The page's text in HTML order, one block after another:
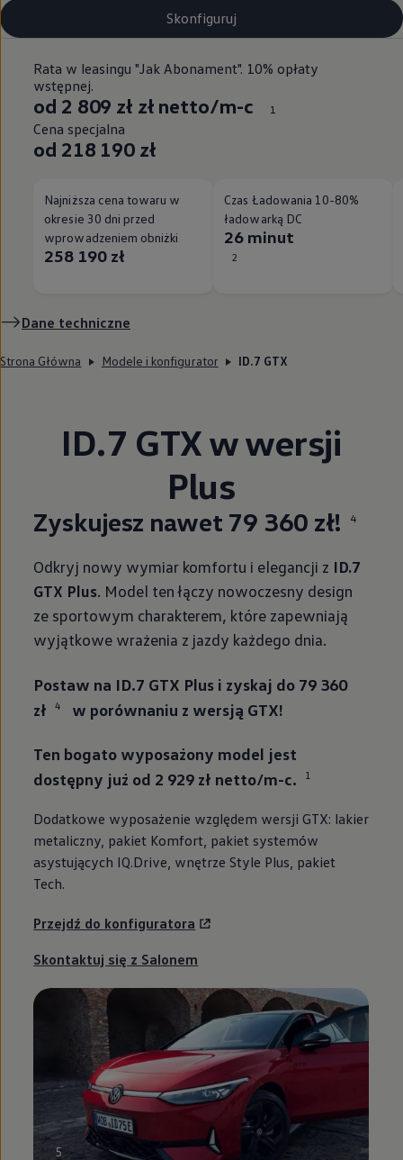
Skonfiguruj
Rata w leasingu "Jak Abonament". 10% opłaty
wstępnej.
od 2 809 zł zł netto/m-c 1
Cena specjalna
od 218 190 zł
Najniższa cena towaru w
okresie 30 dni przed
wprowadzeniem obniżki
258 190 zł
Czas Ładowania 10-80%
ładowarką DC
26 minut
2
Dane techniczne
Strona Główna Modele i konfigurator ID.7 GTX
ID.7 GTX w wersji
Plus
Zyskujesz nawet 79 360 zł! 4
Odkryj nowy wymiar komfortu i elegancji z ID.7
GTX Plus. Model ten łączy nowoczesny design
ze sportowym charakterem, które zapewniają
wyjątkowe wrażenia z jazdy każdego dnia.
Postaw na ID.7 GTX Plus i zyskaj do 79 360
zł
4 w porównaniu z wersją GTX!
Ten bogato wyposażony model jest
dostępny już od 2 929 zł netto/m-c. 1
Dodatkowe wyposażenie względem wersji GTX: lakier
metaliczny, pakiet Komfort, pakiet systemów
asystujących IQ.Drive, wnętrze Style Plus, pakiet
Tech.
Przejdź do konfiguratora
Skontaktuj się z Salonem
5